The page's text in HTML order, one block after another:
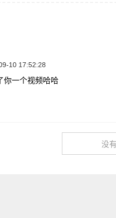
10 17:52:28
你一个视频哈哈
没